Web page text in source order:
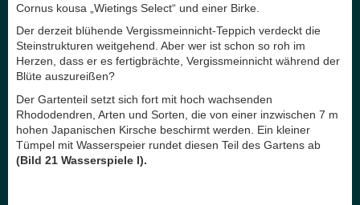
Cornus kousa „Wietings Select“ und einer Birke.
Der derzeit blühende Vergissmeinnicht-Teppich verdeckt die
Steinstrukturen weitgehend. Aber wer ist schon so roh im
Herzen, dass er es fertigbrächte, Vergissmeinnicht während der
Blüte auszureißen?
Der Gartenteil setzt sich fort mit hoch wachsenden
Rhododendren, Arten und Sorten, die von einer inzwischen 7 m
hohen Japanischen Kirsche beschirmt werden. Ein kleiner
Tümpel mit Wasserspeier rundet diesen Teil des Gartens ab
(Bild 21 Wasserspiele I).